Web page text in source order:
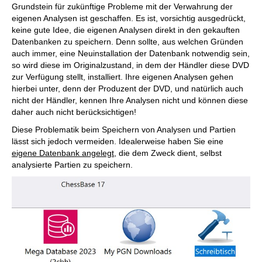
Grundstein für zukünftige Probleme mit der Verwahrung der
eigenen Analysen ist geschaffen. Es ist, vorsichtig ausgedrückt,
keine gute Idee, die eigenen Analysen direkt in den gekauften
Datenbanken zu speichern. Denn sollte, aus welchen Gründen
auch immer, eine Neuinstallation der Datenbank notwendig sein,
so wird diese im Originalzustand, in dem der Händler diese DVD
zur Verfügung stellt, installiert. Ihre eigenen Analysen gehen
hierbei unter, denn der Produzent der DVD, und natürlich auch
nicht der Händler, kennen Ihre Analysen nicht und können diese
daher auch nicht berücksichtigen!
Diese Problematik beim Speichern von Analysen und Partien
lässt sich jedoch vermeiden. Idealerweise haben Sie eine
eigene Datenbank angelegt , die dem Zweck dient, selbst
analysierte Partien zu speichern.